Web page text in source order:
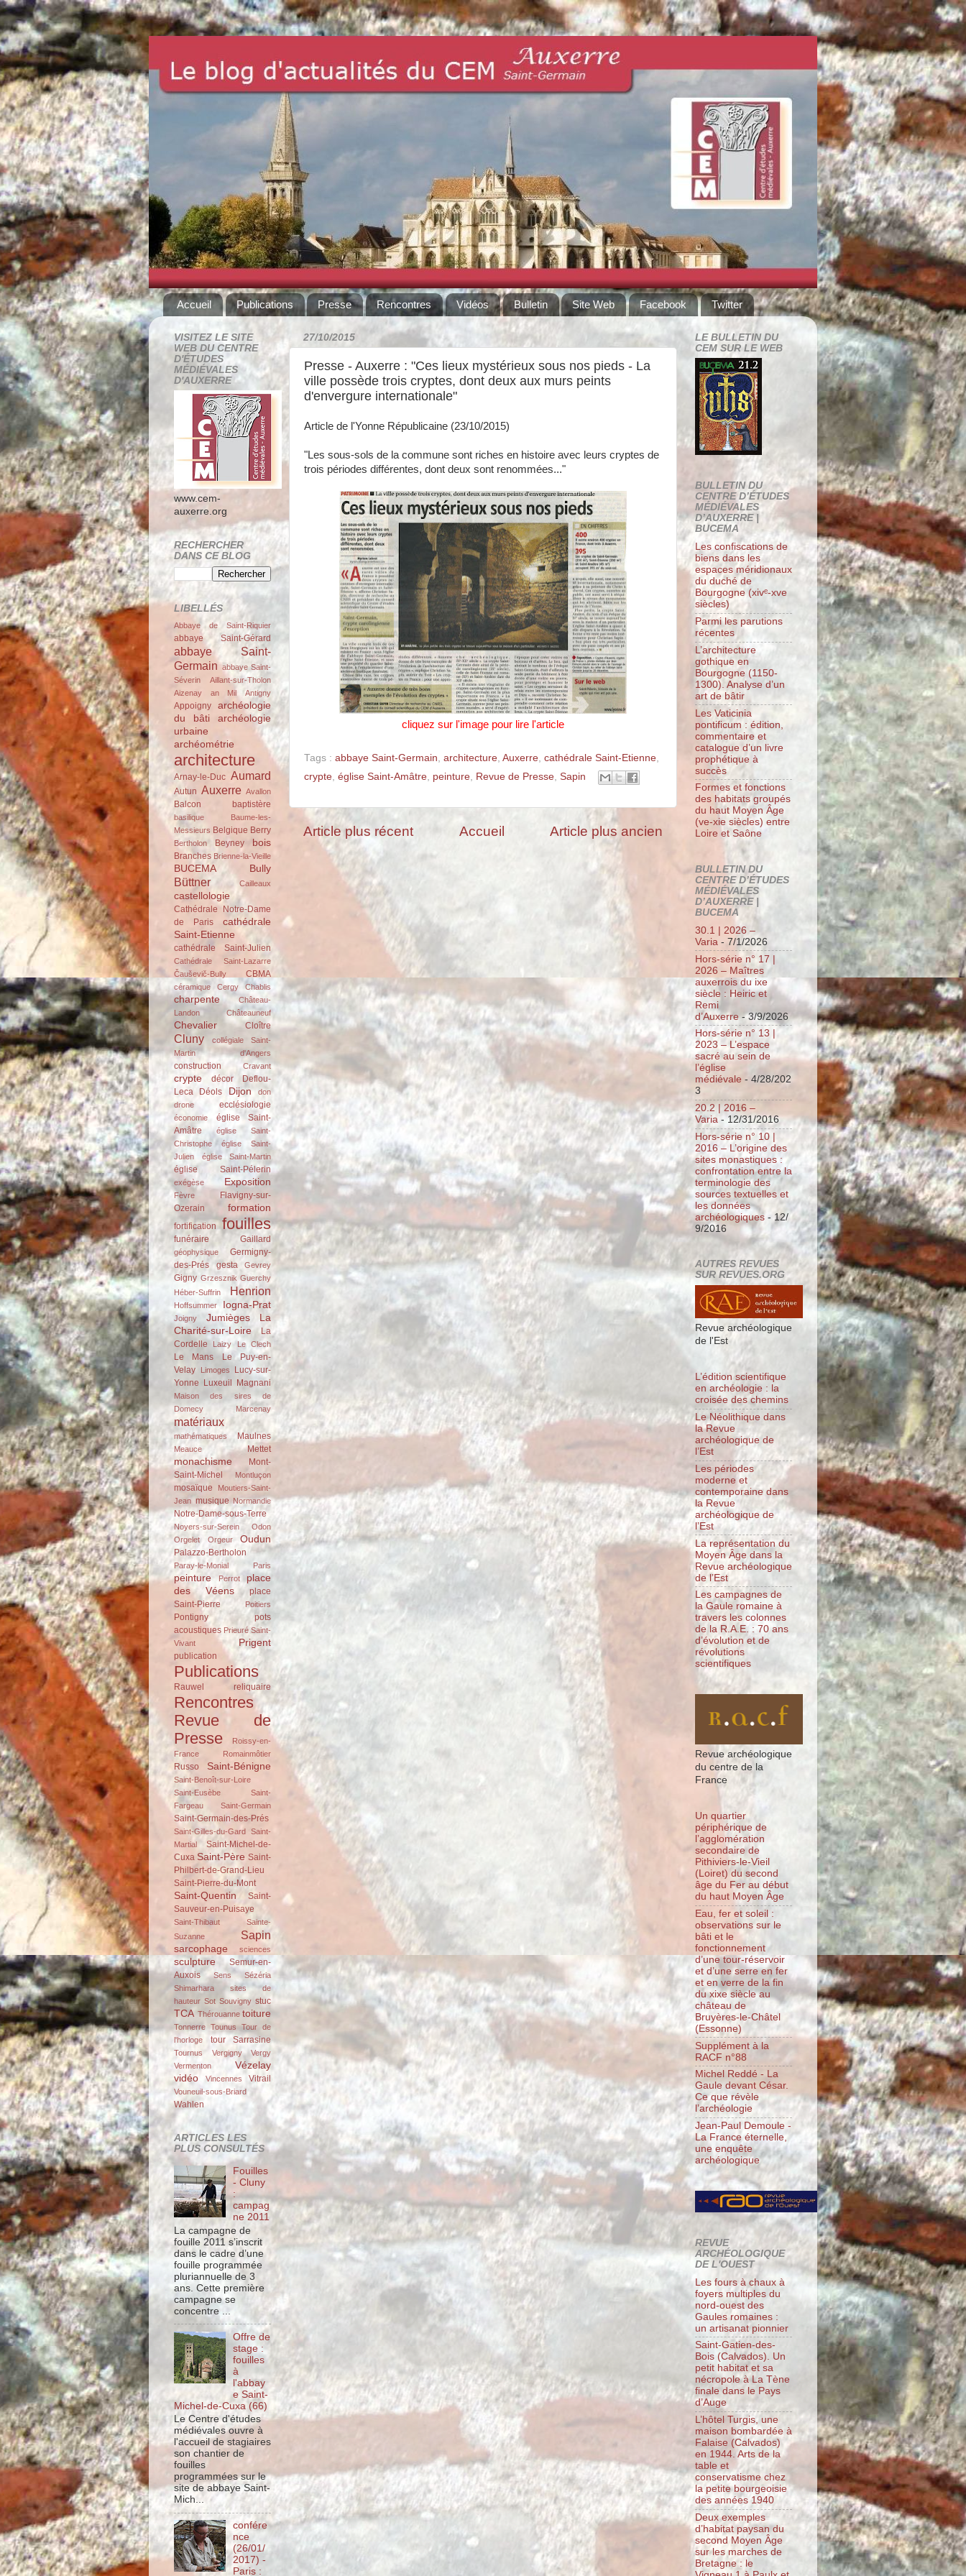
Accueil Publications Presse Rencontres Vidéos Bulletin Site Web Facebook Twitter
27/10/2015
Presse - Auxerre : "Ces lieux mystérieux sous nos pieds - La
ville possède trois cryptes, dont deux aux murs peints
d'envergure internationale"
Article de l'Yonne Républicaine (23/10/2015)
"Les sous-sols de la commune sont riches en histoire avec leurs cryptes de
trois périodes différentes, dont deux sont renommées..."
cliquez sur l'image pour lire l'article
Tags : abbaye Saint-Germain, architecture, Auxerre, cathédrale Saint-Etienne,
crypte, église Saint-Amâtre, peinture, Revue de Presse, Sapin
Article plus récent Article plus ancien
Accueil
VISITEZ LE SITE
WEB DU CENTRE
D'ÉTUDES
MÉDIÉVALES
D'AUXERRE
www.cem-
auxerre.org
RECHERCHER
DANS CE BLOG
LIBELLÉS
Abbaye de Saint-Riquier
abbaye Saint-Gérard
abbaye Saint-
Germain abbaye Saint-
Séverin
Aillant-sur-Tholon
Aizenay
an Mil Antigny
Appoigny
archéologie
du bâti
archéologie
urbaine
archéométrie
architecture
Arnay-le-Duc Aumard
Autun Auxerre Avallon
Balcon baptistère
basilique
Baume-les-
Messieurs Belgique Berry
Bertholon Beyney bois
Branches Brienne-la-Vieille
BUCEMA Bully
Büttner Cailleaux
castellologie
Cathédrale Notre-Dame
de Paris
cathédrale
Saint-Etienne
cathédrale Saint-Julien
Cathédrale Saint-Lazarre
Čauševič-Bully
CBMA
céramique Cergy Chablis
charpente
Château-
Landon
Châteauneuf
Chevalier Cloître
Cluny
collégiale Saint-
Martin d'Angers
construction Cravant
crypte décor
Deflou-
Leca
Déols Dijon
don
drone
ecclésiologie
économie
église Saint-
Amâtre
église Saint-
Christophe
église Saint-
Julien
église Saint-Martin
église Saint-Pélerin
exégèse Exposition
Fèvre
Flavigny-sur-
Ozerain
formation
fortification fouilles
funéraire Gaillard
géophysique
Germigny-
des-Prés
gesta Gevrey
Gigny Grzesznik Guerchy
Héber-Suffrin
Henrion
Hoffsummer Iogna-Prat
Joigny Jumièges
La
Charité-sur-Loire
La
Cordelle
Laizy Le Clech
Le Mans
Le Puy-en-
Velay
Limoges
Lucy-sur-
Yonne Luxeuil Magnani
Maison des sires de
Domecy
Marcenay
matériaux
mathématiques Maulnes
Meauce Mettet
monachisme
Mont-
Saint-Michel
Montluçon
mosaïque
Moutiers-Saint-
Jean musique Normandie
Notre-Dame-sous-Terre
Noyers-sur-Serein
Odon
Orgelet
Orgeur Oudun
Palazzo-Bertholon
Paray-le-Monial Paris
peinture Perrot
place
des Véens
place
Saint-Pierre
Poitiers
Pontigny
pots
acoustiques Prieuré Saint-
Vivant
Prigent
publication
Publications
Rauwel reliquaire
Rencontres
Revue de
Presse
Roissy-en-
France
Romainmôtier
Russo Saint-Bénigne
Saint-Benoît-sur-Loire
Saint-Eusèbe
Saint-
Fargeau
Saint-Germain
Saint-Germain-des-Prés
Saint-Gilles-du-Gard Saint-
Martial
Saint-Michel-de-
Cuxa Saint-Père Saint-
Philbert-de-Grand-Lieu
Saint-Pierre-du-Mont
Saint-Quentin
Saint-
Sauveur-en-Puisaye
Saint-Thibaut
Sainte-
Suzanne
Sapin
sarcophage sciences
sculpture
Semur-en-
Auxois
Sens
Sézéria
Shimarhara
sites de
hauteur Sot Souvigny stuc
TCA Thérouanne toiture
Tonnerre Tounus Tour de
l'horloge
tour Sarrasine
Tournus Vergigny
Vergy
Vermenton
Vézelay
vidéo
Vincennes Vitrail
Vouneuil-sous-Briard
Wahlen
ARTICLES LES
PLUS CONSULTÉS
Fouilles
- Cluny
:
campag
ne 2011
La campagne de
fouille 2011 s’inscrit
dans le cadre d’une
fouille programmée
pluriannuelle de 3
ans. Cette première
campagne se
concentre ...
Offre de
stage :
fouilles
à
l'abbay
e Saint-
Michel-de-Cuxa (66)
Le Centre d'études
médiévales ouvre à
l'accueil de stagiaires
son chantier de
fouilles
programmées sur le
site de abbaye Saint-
Mich...
confére
nce
(26/01/
2017) -
Paris :
LE BULLETIN DU
CEM SUR LE WEB
BULLETIN DU
CENTRE D’ÉTUDES
MÉDIÉVALES
D’AUXERRE |
BUCEMA
Les confiscations de
biens dans les
espaces méridionaux
du duché de
Bourgogne (xivᵉ-xve
siècles)
Parmi les parutions
récentes
L’architecture
gothique en
Bourgogne (1150-
1300). Analyse d’un
art de bâtir
Les Vaticinia
pontificum : édition,
commentaire et
catalogue d’un livre
prophétique à
succès
Formes et fonctions
des habitats groupés
du haut Moyen Âge
(ve-xie siècles) entre
Loire et Saône
BULLETIN DU
CENTRE D’ÉTUDES
MÉDIÉVALES
D’AUXERRE |
BUCEMA
30.1 | 2026 –
Varia - 7/1/2026
Hors-série n° 17 |
2026 – Maîtres
auxerrois du ixe
siècle : Heiric et
Remi
d’Auxerre- 3/9/2026
Hors-série n° 13 |
2023 – L’espace
sacré au sein de
l’église
médiévale - 4/28/202
3
20.2 | 2016 –
Varia - 12/31/2016
Hors-série n° 10 |
2016 – L’origine des
sites monastiques :
confrontation entre la
terminologie des
sources textuelles et
les données
archéologiques - 12/
9/2016
AUTRES REVUES
SUR REVUES.ORG
Revue archéologique
de l'Est
L’édition scientifique
en archéologie : la
croisée des chemins
Le Néolithique dans
la Revue
archéologique de
l’Est
Les périodes
moderne et
contemporaine dans
la Revue
archéologique de
l’Est
La représentation du
Moyen Âge dans la
Revue archéologique
de l’Est
Les campagnes de
la Gaule romaine à
travers les colonnes
de la R.A.E. : 70 ans
d’évolution et de
révolutions
scientifiques
Revue archéologique
du centre de la
France
Un quartier
périphérique de
l’agglomération
secondaire de
Pithiviers-le-Vieil
(Loiret) du second
âge du Fer au début
du haut Moyen Âge
Eau, fer et soleil :
observations sur le
bâti et le
fonctionnement
d’une tour-réservoir
et d’une serre en fer
et en verre de la fin
du xixe siècle au
château de
Bruyères-le-Châtel
(Essonne)
Supplément à la
RACF n°88
Michel Reddé - La
Gaule devant César.
Ce que révèle
l’archéologie
Jean-Paul Demoule -
La France éternelle,
une enquête
archéologique
REVUE
ARCHÉOLOGIQUE
DE L'OUEST
Les fours à chaux à
foyers multiples du
nord-ouest des
Gaules romaines :
un artisanat pionnier
Saint-Gatien-des-
Bois (Calvados). Un
petit habitat et sa
nécropole à La Tène
finale dans le Pays
d’Auge
L’hôtel Turgis, une
maison bombardée à
Falaise (Calvados)
en 1944. Arts de la
table et
conservatisme chez
la petite bourgeoisie
des années 1940
Deux exemples
d’habitat paysan du
second Moyen Âge
sur les marches de
Bretagne : le